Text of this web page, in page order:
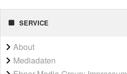
SERVICE
About
Mediadaten